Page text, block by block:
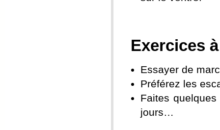
Exercices
Essayer de
Préférez les
Faites
jours…